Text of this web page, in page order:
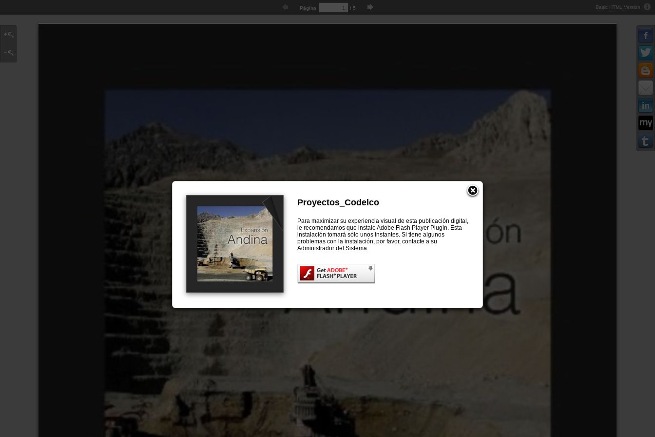
Basic HTML Version
Página / 5
Proyectos_Codelco
Para maximizar su experiencia visual de esta publicación digital,
le recomendamos que instale Adobe Flash Player Plugin. Esta
instalación tomará sólo unos instantes. Si tiene algunos
problemas con la instalación, por favor, contacte a su
Administrador del Sistema.